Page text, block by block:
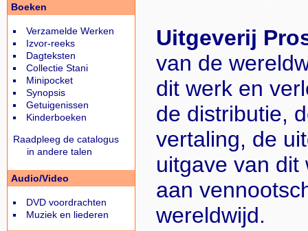
Boeken
Verzamelde Werken
Izvor-reeks
Dagteksten
Collectie Stani
Minipocket
Synopsis
Getuigenissen
Kinderboeken
Raadpleeg de catalogus
in andere talen
Audio/Video
DVD voordrachten
Muziek en liederen
Uitgeverij
van de
dit werk en
de distributie,
vertaling, de
uitgave van dit
aan
wereldwijd.